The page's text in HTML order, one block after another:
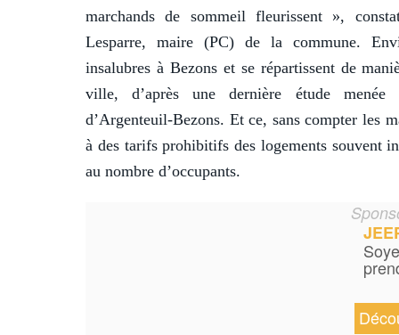
marchands de sommeil fleurissent »,
Lesparre, maire (PC) de la commune.
insalubres à Bezons et se répartissent de
ville, d’après une dernière étude menée
d’Argenteuil-Bezons. Et ce, sans compter les
à des tarifs prohibitifs des logements souvent
au nombre d’occupants.